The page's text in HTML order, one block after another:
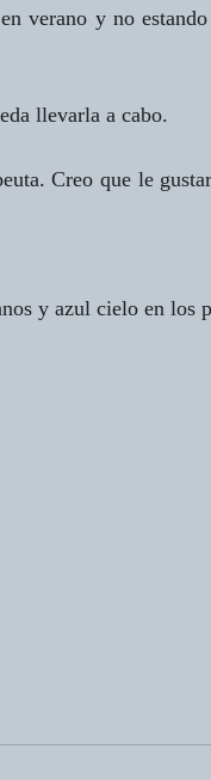
verano y no
llevarla a cabo.
Creo que le
y azul cielo en los